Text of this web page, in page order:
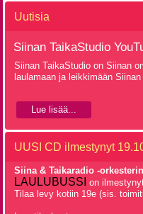
Uutisia
Siinan TaikaStudio
Siinan TaikaStudio on Siinan
laulamaan ja leikkimään
Lue lisää...
UUSI CD ilmestynyt
Siina & Taikaradio -
LAULUBUSSI on
Tilaa levy kotiin 19e (sis.